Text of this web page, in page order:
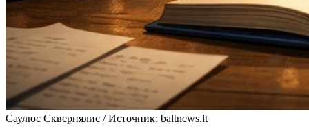
Саулюс Сквернялис / Источник: baltnews.lt